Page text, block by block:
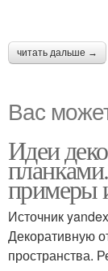
читать дальше →
Вас
Идеи
примеры
Источник
Декоративную
пространства.